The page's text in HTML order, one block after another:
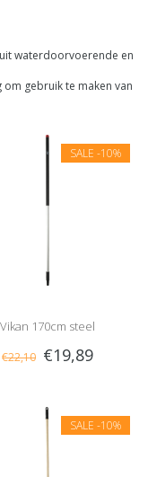
waterdoorvoerende en
gebruik te maken van
SALE -10%
Vikan 170cm steel
€22,10 €19,89
SALE -10%